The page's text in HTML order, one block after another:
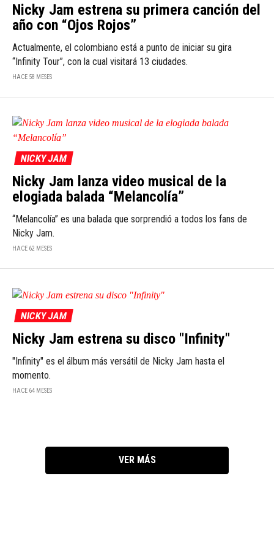
Nicky Jam estrena su primera canción del
año con “Ojos Rojos”
Actualmente, el colombiano está a punto de iniciar su gira
“Infinity Tour”, con la cual visitará 13 ciudades.
HACE 58 MESES
NICKY JAM
Nicky Jam lanza video musical de la
elogiada balada “Melancolía”
“Melancolía” es una balada que sorprendió a todos los fans de
Nicky Jam.
HACE 62 MESES
NICKY JAM
Nicky Jam estrena su disco "Infinity"
"Infinity" es el álbum más versátil de Nicky Jam hasta el
momento.
HACE 64 MESES
VER MÁS